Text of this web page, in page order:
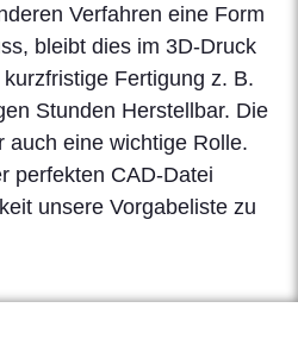
Verfahren eine Form
bleibt dies im 3D-Druck
Fertigung z. B.
Stunden Herstellbar. Die
auch eine wichtige Rolle.
perfekten CAD-Datei
unsere Vorgabeliste zu